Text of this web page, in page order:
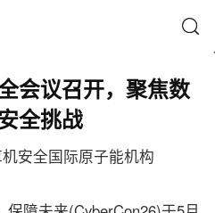
会议召开，聚焦数
全挑战
安全 国际原子能机构